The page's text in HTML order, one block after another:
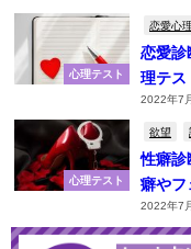
心理テスト
恋愛心理
恋愛診
理テス
2022年7
心理テスト
欲望
性癖診
癖やフ
2022年7